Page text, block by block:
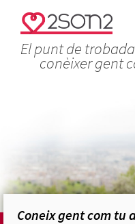
El punt de
conèixer gent
Coneix gent com